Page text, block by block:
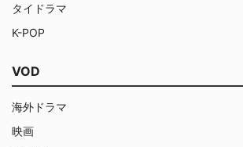
タイドラマ
K-POP
VOD
海外ドラマ
映画